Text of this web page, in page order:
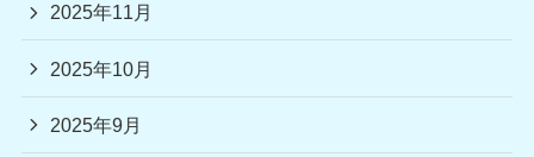
2025年11月
2025年10月
2025年9月